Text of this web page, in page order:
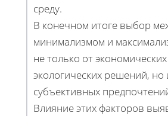
среду.
В конечном итоге выбор
минимализмом и
не только от
экологических решений, но
субъективных
Влияние этих факторов